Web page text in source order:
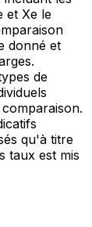
et Xe le
donné et
de
qu'à titre
taux est mis